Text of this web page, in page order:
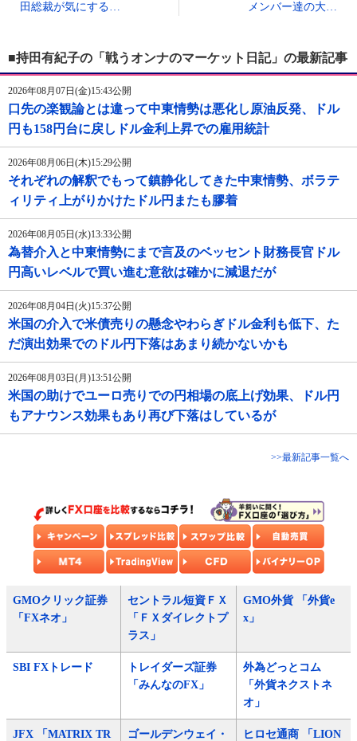
田総裁が気にする…
メンバー達の大…
■持田有紀子の「戦うオンナのマーケット日記」の最新記事
2026年08月07日(金)15:43公開
口先の楽観論とは違って中東情勢は悪化し原油反発、ドル
円も158円台に戻しドル金利上昇での雇用統計
2026年08月06日(木)15:29公開
それぞれの解釈でもって鎮静化してきた中東情勢、ボラテ
ィリティ上がりかけたドル円またも膠着
2026年08月05日(水)13:33公開
為替介入と中東情勢にまで言及のベッセント財務長官ドル
円高いレベルで買い進む意欲は確かに減退だが
2026年08月04日(火)15:37公開
米国の介入で米債売りの懸念やわらぎドル金利も低下、た
だ演出効果でのドル円下落はあまり続かないかも
2026年08月03日(月)13:51公開
米国の助けでユーロ売りでの円相場の底上げ効果、ドル円
もアナウンス効果もあり再び下落はしているが
>>最新記事一覧へ
GMOクリック証券
「FXネオ」
セントラル短資ＦＸ
「ＦＸダイレクトプ
ラス」
GMO外貨 「外貨e
x」
SBI FXトレード
トレイダーズ証券
「みんなのFX」
外為どっとコム
「外貨ネクストネ
オ」
JFX 「MATRIX TR ゴールデンウェイ・ ヒロセ通商 「LION